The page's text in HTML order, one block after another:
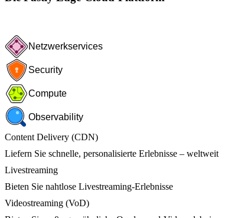
Netzwerkservices
Security
Compute
Observability
Content Delivery (CDN)
Liefern Sie schnelle, personalisierte Erlebnisse – weltweit
Livestreaming
Bieten Sie nahtlose Livestreaming-Erlebnisse
Videostreaming (VoD)